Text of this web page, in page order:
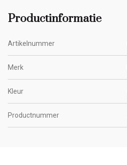
Productinformatie
Artikelnummer
Merk
Kleur
Productnummer